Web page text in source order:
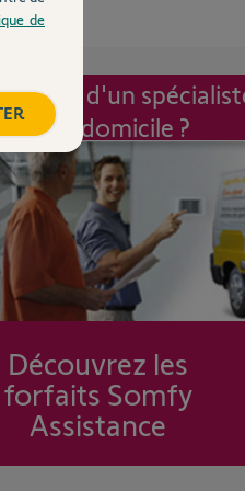
d'un
à mon domicile ?
Découvrez les
forfaits Somfy
Assistance
de